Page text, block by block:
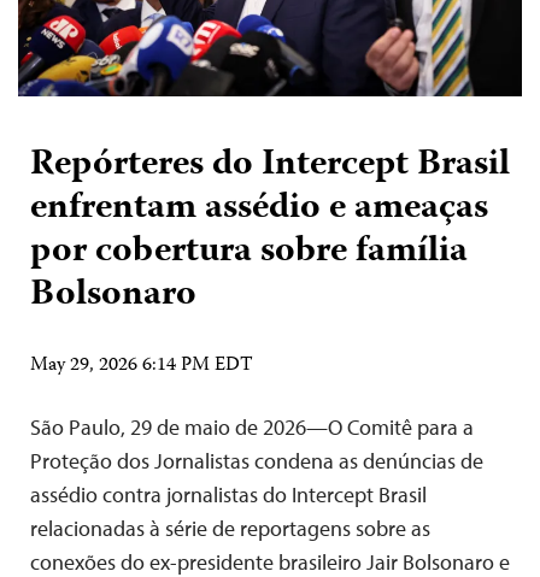
Repórteres do Intercept Brasil
enfrentam assédio e ameaças
por cobertura sobre família
Bolsonaro
May 29, 2026 6:14 PM EDT
São Paulo, 29 de maio de 2026—O Comitê para a
Proteção dos Jornalistas condena as denúncias de
assédio contra jornalistas do Intercept Brasil
relacionadas à série de reportagens sobre as
conexões do ex-presidente brasileiro Jair Bolsonaro e